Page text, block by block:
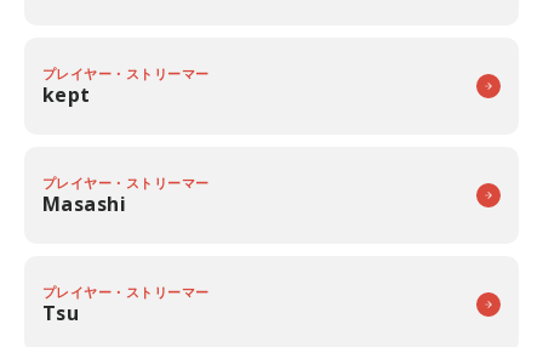
プレイヤー・ストリーマー
kept
プレイヤー・ストリーマー
Masashi
プレイヤー・ストリーマー
Tsu